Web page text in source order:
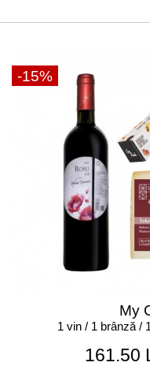
-15%
My
1 vin / 1 brânză /
161.50